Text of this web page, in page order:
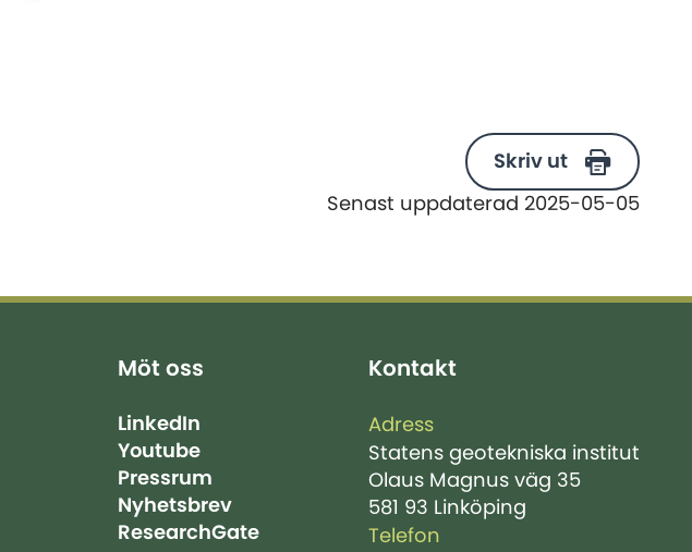
Skriv ut
Senast uppdaterad 2025-05-05
Möt oss
LinkedIn
Youtube
Pressrum
Nyhetsbrev
ResearchGate
Kontakt
Adress
Statens geotekniska institut
Olaus Magnus väg 35
581 93 Linköping
Telefon